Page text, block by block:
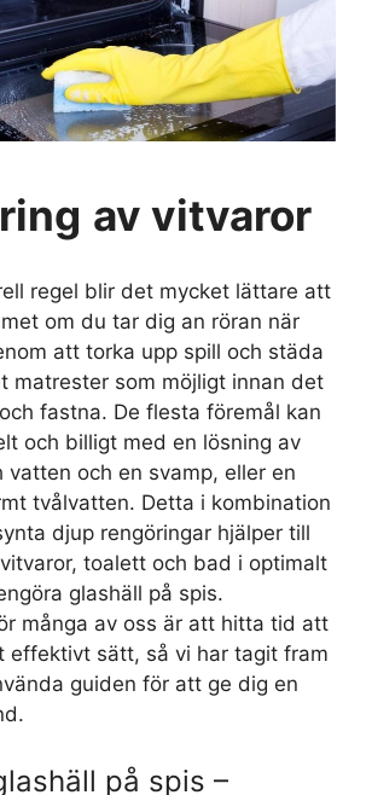
av vitvaror
regel blir det mycket lättare att
om du tar dig an röran när
att torka upp spill och städa
matrester som möjligt innan det
fastna. De flesta föremål kan
och billigt med en lösning av
vatten och en svamp, eller en
tvålvatten. Detta i kombination
djup rengöringar hjälper till
toalett och bad i optimalt
glashäll på spis.
många av oss är att hitta tid att
effektivt sätt, så vi har tagit fram
guiden för att ge dig en
på spis –